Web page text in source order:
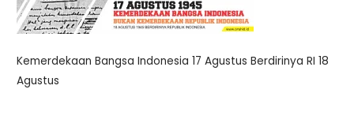
Kemerdekaan Bangsa Indonesia 17 Agustus Berdirinya RI 18
Agustus